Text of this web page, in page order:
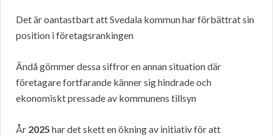
Det är oantastbart att Svedala kommun har förbättrat sin
position i företagsrankingen
Ändå gömmer dessa siffror en annan situation där
företagare fortfarande känner sig hindrade och
ekonomiskt pressade av kommunens tillsyn
År 2025 har det skett en ökning av initiativ för att